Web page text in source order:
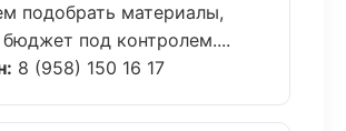
подобрать материалы,
под контролем....
8 (958) 150 16 17